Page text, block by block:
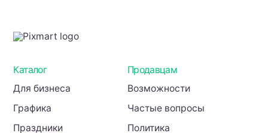
Каталог
Для бизнеса
Графика
Праздники
Продавцам
Возможности
Частые вопросы
Политика